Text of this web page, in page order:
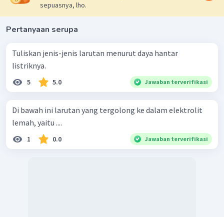
sepuasnya, lho.
Pertanyaan serupa
Tuliskan jenis-jenis larutan menurut daya hantar
listriknya.
5 5.0 Jawaban terverifikasi
Di bawah ini larutan yang tergolong ke dalam elektrolit
lemah, yaitu ....
1 0.0 Jawaban terverifikasi